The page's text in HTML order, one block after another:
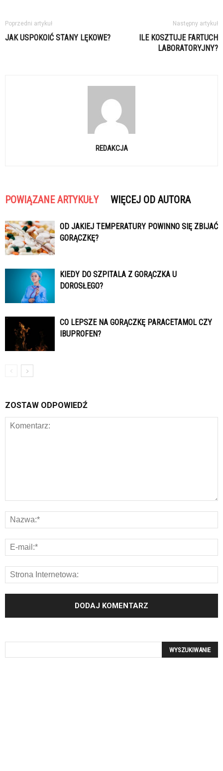
Poprzedni artykuł
JAK USPOKOIĆ STANY LĘKOWE?
Następny artykuł
ILE KOSZTUJE FARTUCH
LABORATORYJNY?
REDAKCJA
POWIĄZANE ARTYKUŁY WIĘCEJ OD AUTORA
OD JAKIEJ TEMPERATURY POWINNO SIĘ ZBIJAĆ
GORĄCZKĘ?
KIEDY DO SZPITALA Z GORĄCZKA U
DOROSŁEGO?
CO LEPSZE NA GORĄCZKĘ PARACETAMOL CZY
IBUPROFEN?
ZOSTAW ODPOWIEDŹ